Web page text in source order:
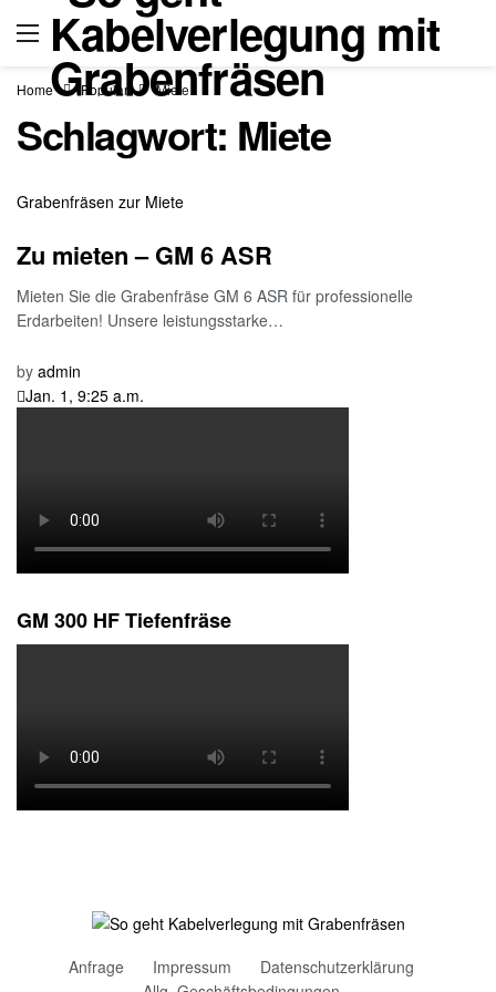
Home Popular Miete
Schlagwort: Miete
Grabenfräsen zur Miete
Zu mieten – GM 6 ASR
Mieten Sie die Grabenfräse GM 6 ASR für professionelle
Erdarbeiten! Unsere leistungsstarke…
by admin
Jan. 1, 9:25 a.m.
GM 300 HF Tiefenfräse
Anfrage Impressum
Datenschutzerklärung